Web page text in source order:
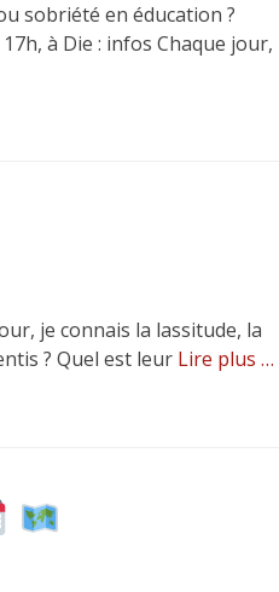
sobriété en éducation ?
à Die : infos Chaque jour,
je connais la lassitude, la
? Quel est leur Lire plus …